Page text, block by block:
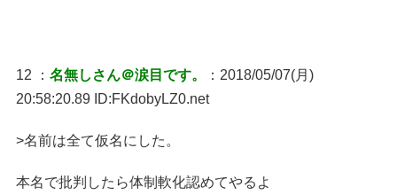
12 ： 名無しさん＠涙目です。
：2018/05/07(月)
20:58:20.89 ID:FKdobyLZ0.net
>名前は全て仮名にした。
本名で批判したら体制軟化認めてやるよ